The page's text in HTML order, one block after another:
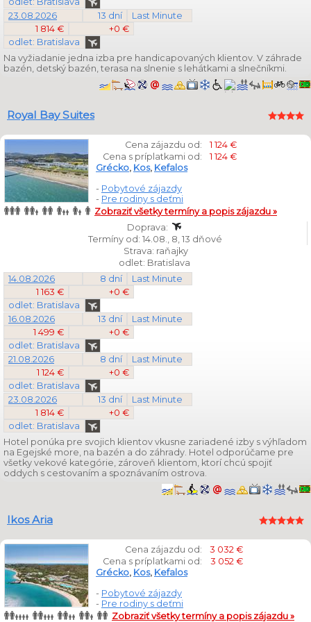
23.08.2026
13 dní
Last Minute
1 814 €
+0 €
odlet: Bratislava
Na vyžiadanie jedna izba pre handicapovaných klientov. V záhrade
bazén, detský bazén, terasa na slnenie s lehátkami a slnečníkmi.
Royal Bay Suites
Cena zájazdu od:
1 124 €
Cena s príplatkami od:
1 124 €
Grécko, Kos, Kefalos
- Pobytové zájazdy
- Pre rodiny s deťmi
Zobraziť všetky termíny a popis zájazdu »
Doprava:
Termíny od: 14.08., 8, 13 dňové
Strava: raňajky
odlet: Bratislava
14.08.2026
8 dní
Last Minute
1 163 €
+0 €
odlet: Bratislava
16.08.2026
13 dní
Last Minute
1 499 €
+0 €
odlet: Bratislava
21.08.2026
8 dní
Last Minute
1 124 €
+0 €
odlet: Bratislava
23.08.2026
13 dní
Last Minute
1 814 €
+0 €
odlet: Bratislava
Hotel ponúka pre svojich klientov vkusne zariadené izby s výhľadom
na Egejské more, na bazén a do záhrady. Hotel odporúčame pre
všetky vekové kategórie, zároveň klientom, ktorí chcú spojiť
oddych s cestovaním a spoznávaním ostrova.
Ikos Aria
Cena zájazdu od:
3 032 €
Cena s príplatkami od:
3 052 €
Grécko, Kos, Kefalos
- Pobytové zájazdy
- Pre rodiny s deťmi
Zobraziť všetky termíny a popis zájazdu »